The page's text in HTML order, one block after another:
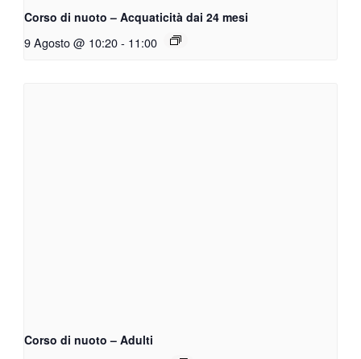
Corso di nuoto – Acquaticità dai 24 mesi
9 Agosto @ 10:20 - 11:00
Corso di nuoto – Adulti